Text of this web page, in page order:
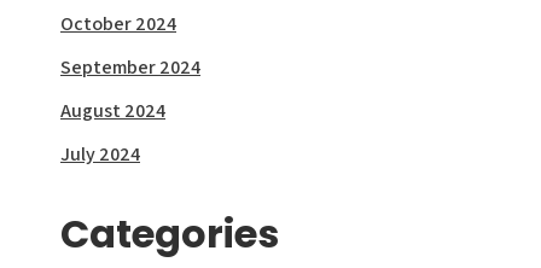
October 2024
September 2024
August 2024
July 2024
Categories